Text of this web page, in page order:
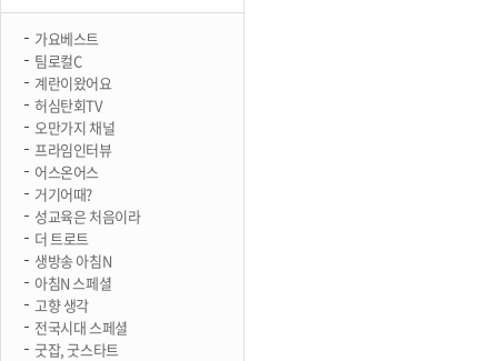
가요베스트
팀로컬C
계란이왔어요
허심탄회TV
오만가지 채널
프라임인터뷰
어스온어스
거기어때?
성교육은 처음이라
더 트로트
생방송 아침N
아침N 스페셜
고향 생각
전국시대 스페셜
굿잡, 굿스타트